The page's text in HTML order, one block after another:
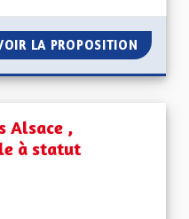
LA PROPOSITION POUR
Alsace ,
à statut